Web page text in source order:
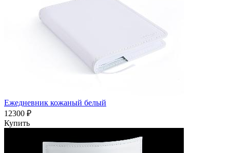
Ежедневник кожаный белый
12300 ₽
Купить